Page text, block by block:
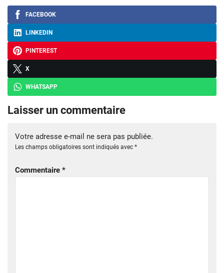
FACEBOOK
LINKEDIN
PINTEREST
X
WHATSAPP
Laisser un commentaire
Votre adresse e-mail ne sera pas publiée.
Les champs obligatoires sont indiqués avec *
Commentaire *